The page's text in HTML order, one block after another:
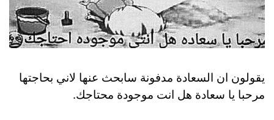
يقولون ان السعادة مدفونة سابحث عنها لاني بحاجتها
مرحبا يا سعادة هل انت موجودة محتاجك.